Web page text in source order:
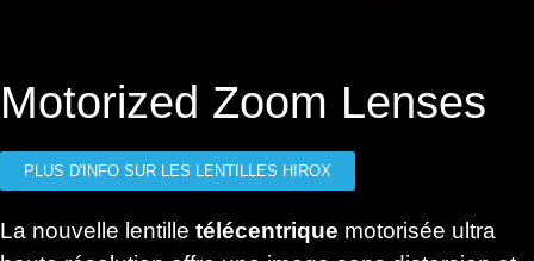
Motorized Zoom Lenses
PLUS D'INFO SUR LES LENTILLES HIROX
La nouvelle lentille télécentrique motorisée ultra